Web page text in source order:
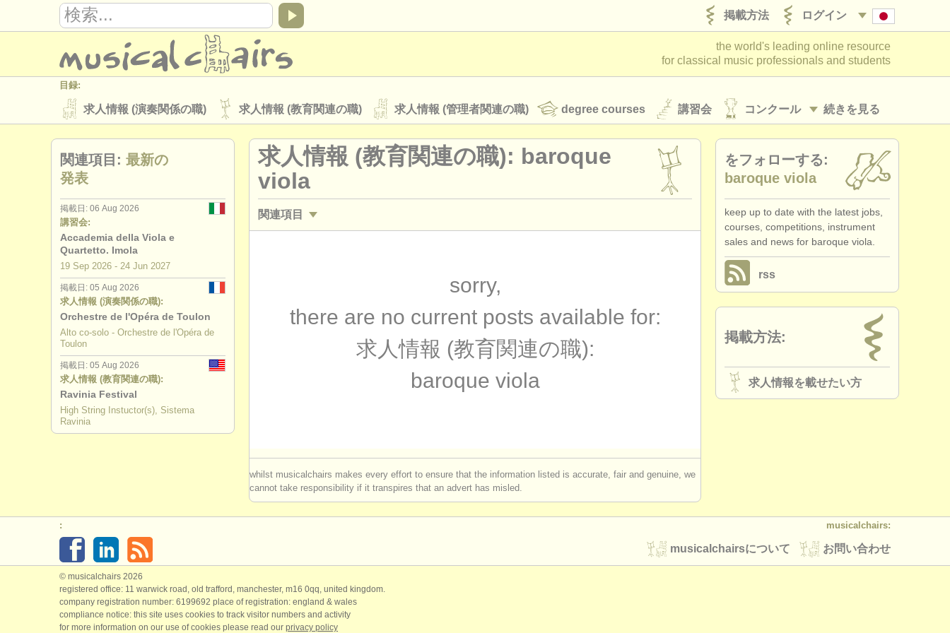
ログイン
掲載方法
the world's leading online resource
for classical music professionals and students
目録:
続きを見る
求人情報 (演奏関係の職) 求人情報 (教育関連の職) 求人情報 (管理者関連の職) degree courses 講習会 コンクール
楽器の販売 盗まれた楽器
ディレクトリー:
ユース オーケストラ
musicalchairs:
musicalchairsについて
出版社:
掲載方法
求人情報 (教育関連の職): baroque
viola
関連項目
講習会: ヴィオラ
講習会: baroque viola
盗まれた楽器: ヴィオラ (44)
sorry,
there are no current posts available for:
求人情報 (教育関連の職):
baroque viola
whilst musicalchairs makes every effort to ensure that the information listed is accurate, fair and genuine, we
cannot take responsibility if it transpires that an advert has misled.
関連項目: 最新の
発表
掲載日: 06 Aug 2026
講習会:
Accademia della Viola e
Quartetto. Imola
19 Sep 2026 - 24 Jun 2027
掲載日: 05 Aug 2026
求人情報 (演奏関係の職):
Orchestre de l'Opéra de Toulon
Alto co-solo - Orchestre de l'Opéra de
Toulon
掲載日: 05 Aug 2026
求人情報 (教育関連の職):
Ravinia Festival
High String Instuctor(s), Sistema
Ravinia
をフォローする:
baroque viola
keep up to date with the latest jobs,
courses, competitions, instrument
sales and news for baroque viola.
rss
掲載方法:
求人情報を載せたい方
musicalchairs:
お問い合わせ
musicalchairsについて
:
© musicalchairs 2026
registered office: 11 warwick road, old trafford, manchester, m16 0qq, united kingdom.
company registration number: ​6199692 place of registration: england & wales
compliance notice: ​this site uses cookies to track visitor numbers and activity
for more information on our use of cookies please read our privacy policy